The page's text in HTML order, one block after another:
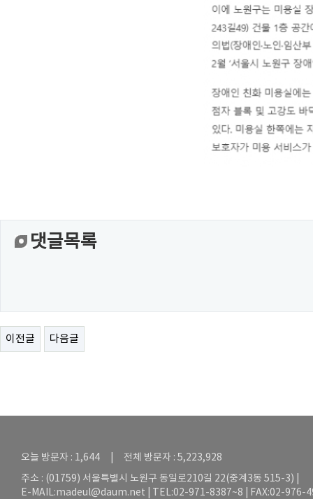
댓글목록
이전글 다음글
오늘 방문자 : 1,644 | 전체 방문자 : 5,223,928
주소 : (01759) 서울특별시 노원구 동일로210길 22(중계3동 515-3) |
E-MAIL:madeul@daum.net | TEL:02-971-8387~8 | FAX:02-976-